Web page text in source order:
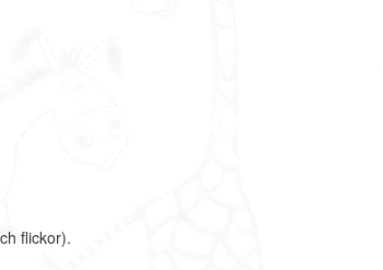
flickor).